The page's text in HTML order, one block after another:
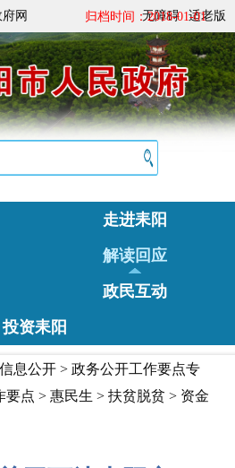
网 无障碍 适老版
走进耒阳
解读回应
政民互动
投资耒阳
息公开 > 政务公开工作要点专
要点 > 惠民生 > 扶贫脱贫 > 资金
归档时间：2018-01-01